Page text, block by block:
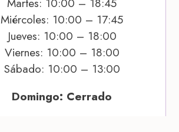
Martes: 10:00 – 18:45
Miércoles: 10:00 – 17:45
Jueves: 10:00 – 18:00
Viernes: 10:00 – 18:00
Sábado: 10:00 – 13:00
Domingo: Cerrado